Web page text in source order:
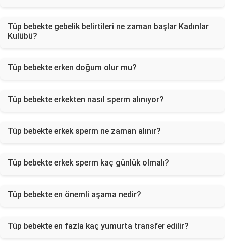
Tüp bebekte gebelik belirtileri ne zaman başlar Kadınlar
Kulübü?
Tüp bebekte erken doğum olur mu?
Tüp bebekte erkekten nasıl sperm alınıyor?
Tüp bebekte erkek sperm ne zaman alınır?
Tüp bebekte erkek sperm kaç günlük olmalı?
Tüp bebekte en önemli aşama nedir?
Tüp bebekte en fazla kaç yumurta transfer edilir?